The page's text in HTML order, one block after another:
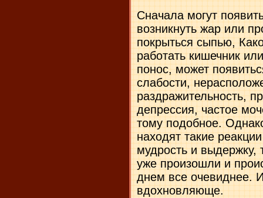
Сначала могут
возникнуть жар или
покрыться сыпью,
работать кишечник
понос, может
слабости,
раздражительность,
депрессия, частое
тому подобное.
находят такие
мудрость и выдержку,
уже произошли и
днем все очевиднее.
вдохновляюще.